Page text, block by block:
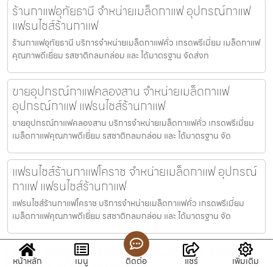
ร้านกาแฟอุทัยธานี จำหน่ายเมล็ดกาแฟ อุปกรณ์กาแฟ
แฟรนไชส์ร้านกาแฟ
ร้านกาแฟอุทัยธานี บริการจำหน่ายเมล็ดกาแฟคั่ว เกรดพรีเมี่ยม เมล็ดกาแฟ
คุณภาพดีเยี่ยม รสชาติกลมกล่อม และ ได้มาตรฐาน จัดส่งท
ขายอุปกรณ์กาแฟคลองสาน จำหน่ายเมล็ดกาแฟ
อุปกรณ์กาแฟ แฟรนไชส์ร้านกาแฟ
ขายอุปกรณ์กาแฟคลองสาน บริการจำหน่ายเมล็ดกาแฟคั่ว เกรดพรีเมี่ยม
เมล็ดกาแฟคุณภาพดีเยี่ยม รสชาติกลมกล่อม และ ได้มาตรฐาน จัด
แฟรนไชส์ร้านกาแฟโคราช จำหน่ายเมล็ดกาแฟ อุปกรณ์
กาแฟ แฟรนไชส์ร้านกาแฟ
แฟรนไชส์ร้านกาแฟโคราช บริการจำหน่ายเมล็ดกาแฟคั่ว เกรดพรีเมี่ยม
เมล็ดกาแฟคุณภาพดีเยี่ยม รสชาติกลมกล่อม และ ได้มาตรฐาน จัด
Cafe ศุขประยูร ชลบุรี จำหน่ายเมล็ดกาแฟ อุปกรณ์
หน้าหลัก เมนู ติดต่อ แชร์ เพิ่มเติม